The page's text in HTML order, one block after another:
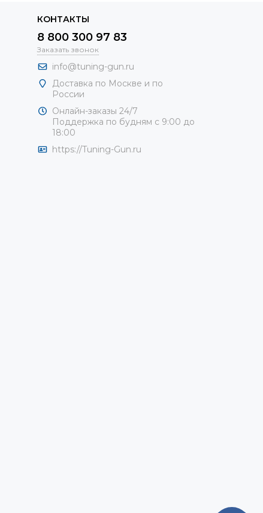
КОНТАКТЫ
8 800 300 97 83
Заказать звонок
info@tuning-gun.ru
Доставка по Москве и по
России
Онлайн-заказы 24/7
Поддержка по будням с 9:00 до
18:00
https://Tuning-Gun.ru